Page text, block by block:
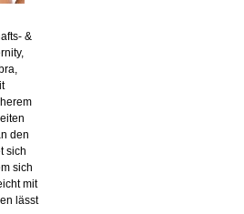
&
den
sich
sich
mit
lässt